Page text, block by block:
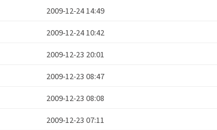
2009-12-24 14:49
2009-12-24 10:42
2009-12-23 20:01
2009-12-23 08:47
2009-12-23 08:08
2009-12-23 07:11